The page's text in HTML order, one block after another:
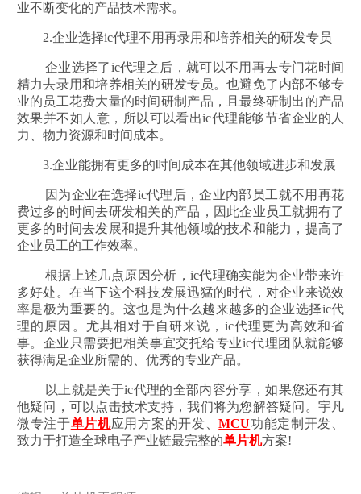
业不断变化的产品技术需求。
2.企业选择ic代理不用再录用和培养相关的研发专员
企业选择了ic代理之后，就可以不用再去专门花时间
精力去录用和培养相关的研发专员。也避免了内部不够专
业的员工花费大量的时间研制产品，且最终研制出的产品
效果并不如人意，所以可以看出ic代理能够节省企业的人
力、物力资源和时间成本。
3.企业能拥有更多的时间成本在其他领域进步和发展
因为企业在选择ic代理后，企业内部员工就不用再花
费过多的时间去研发相关的产品，因此企业员工就拥有了
更多的时间去发展和提升其他领域的技术和能力，提高了
企业员工的工作效率。
根据上述几点原因分析，ic代理确实能为企业带来许
多好处。在当下这个科技发展迅猛的时代，对企业来说效
率是极为重要的。这也是为什么越来越多的企业选择ic代
理的原因。尤其相对于自研来说，ic代理更为高效和省
事。企业只需要把相关事宜交托给专业ic代理团队就能够
获得满足企业所需的、优秀的专业产品。
以上就是关于ic代理的全部内容分享，如果您还有其
他疑问，可以点击技术支持，我们将为您解答疑问。宇凡
微专注于单片机应用方案的开发、MCU功能定制开发、
致力于打造全球电子产业链最完整的单片机方案!